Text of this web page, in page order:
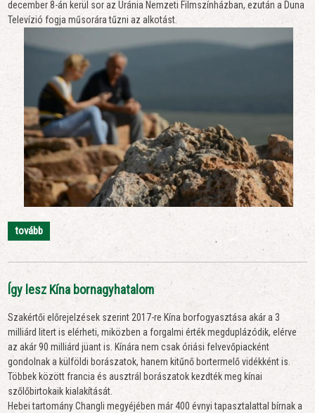
december 8-án kerül sor az Uránia Nemzeti Filmszínházban, ezután a Duna
Televízió fogja műsorára tűzni az alkotást.
tovább
Így lesz Kína bornagyhatalom
Szakértői előrejelzések szerint 2017-re Kína borfogyasztása akár a 3
milliárd litert is elérheti, miközben a forgalmi érték megduplázódik, elérve
az akár 90 milliárd jüant is. Kínára nem csak óriási felvevőpiacként
gondolnak a külföldi borászatok, hanem kitűnő bortermelő vidékként is.
Többek között francia és ausztrál borászatok kezdték meg kínai
szőlőbirtokaik kialakítását.
Hebei tartomány Changli megyéjében már 400 évnyi tapasztalattal bírnak a